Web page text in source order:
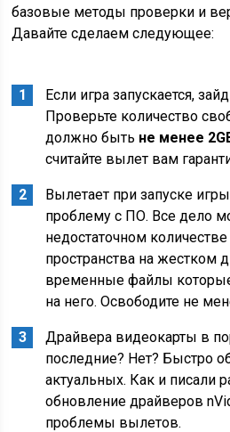
базовые методы проверки и
Давайте сделаем следующее:
Если игра запускается,
Проверьте количество
должно быть не менее
считайте вылет вам
Вылетает при запуске
проблему с ПО. Все дело
недостаточном
пространства на жестком
временные файлы
на него. Освободите не
Драйвера видеокарты в
последние? Нет? Быстро
актуальных. Как и писали
обновление драйверов
проблемы вылетов.